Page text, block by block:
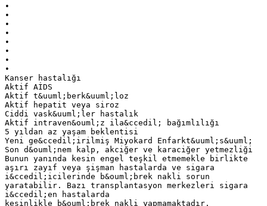
•
•
•
•
•
•
•
•
Kanser hastalığı
Aktif AİDS
Aktif t&uuml;berk&uuml;loz
Aktif hepatit veya siroz
Ciddi vask&uuml;ler hastalık
Aktif intraven&ouml;z ila&ccedil; bağımlılığı
5 yıldan az yaşam beklentisi
Yeni ge&ccedil;irilmiş Miyokard Enfarkt&uuml;s&uuml;
Son d&ouml;nem kalp, akciğer ve karaciğer yetmezliği
Bunun yanında kesin engel teşkil etmemekle birlikte
aşırı zayıf veya şişman hastalarda ve sigara
i&ccedil;icilerinde b&ouml;brek nakli sorun
yaratabilir. Bazı transplantasyon merkezleri sigara
i&ccedil;en hastalarda
kesinlikle b&ouml;brek nakli yapmamaktadır.